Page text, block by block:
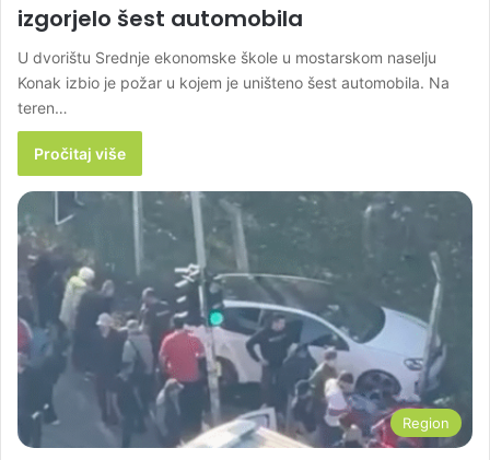
izgorjelo šest automobila
U dvorištu Srednje ekonomske škole u mostarskom naselju
Konak izbio je požar u kojem je uništeno šest automobila. Na
teren…
Pročitaj više
Region